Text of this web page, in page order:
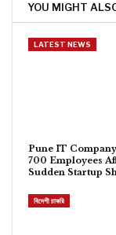
YOU MIGHT
LATEST NEWS
Pune IT
700 Employees
Sudden Startup
বিদেশী চাকরি